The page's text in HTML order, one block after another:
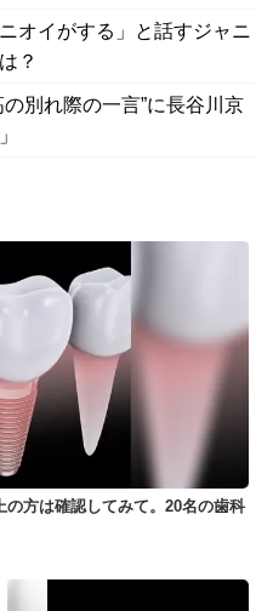
オイがする」と話すジャニ
？
別れ際の一言”に長谷川京
方は確認してみて。20名の歯科